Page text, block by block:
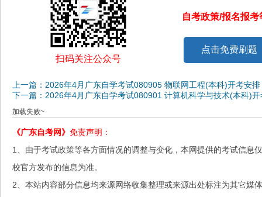
扫码关注公众号
自考政策/报名报
点击免费刷题
上一篇：2026年4月广东自学考试080905 物联网工程(本科)开考安排
下一篇：2026年4月广东自学考试080901 计算机科学与技术(本科)开
加载失败~
《广东自考网》 免责声明：
1、由于考试政策等各方面情况的调整与变化，本网提供的考试信息
校官方发布的信息为准。
2、本站内容部分信息均来源网络收集整理或来源出处标注为其它媒